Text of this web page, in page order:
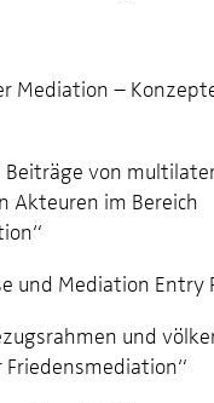
Mediation –
Beiträge von
Akteuren im Bereich
und Mediation Entry
und
Friedensmediation“